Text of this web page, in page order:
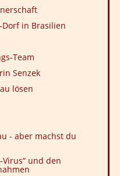
in Brasilien
Team
Senzek
lösen
- aber machst du
Virus“ und den